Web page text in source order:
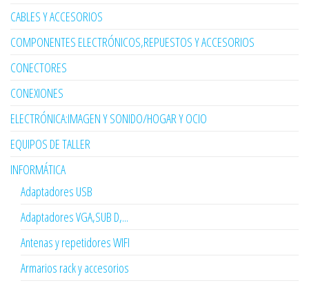
CABLES Y ACCESORIOS
COMPONENTES ELECTRÓNICOS,REPUESTOS Y ACCESORIOS
CONECTORES
CONEXIONES
ELECTRÓNICA:IMAGEN Y SONIDO/HOGAR Y OCIO
EQUIPOS DE TALLER
INFORMÁTICA
Adaptadores USB
Adaptadores VGA,SUB D,...
Antenas y repetidores WIFI
Armarios rack y accesorios